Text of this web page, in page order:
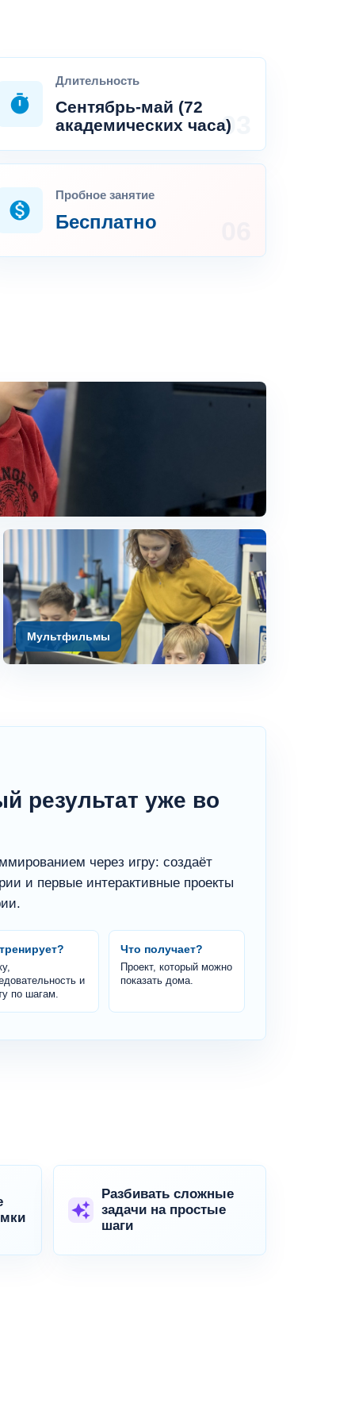
timer
Длительность
Сентябрь-май (72
академических часа)
monetization_on
Пробное занятие
Бесплатно
Мультфильмы
результат уже во
через игру: создаёт
и первые интерактивные проекты
и
по шагам.
Что получает?
Проект, который можно
показать дома.
Разбивать сложные
задачи на простые
шаги